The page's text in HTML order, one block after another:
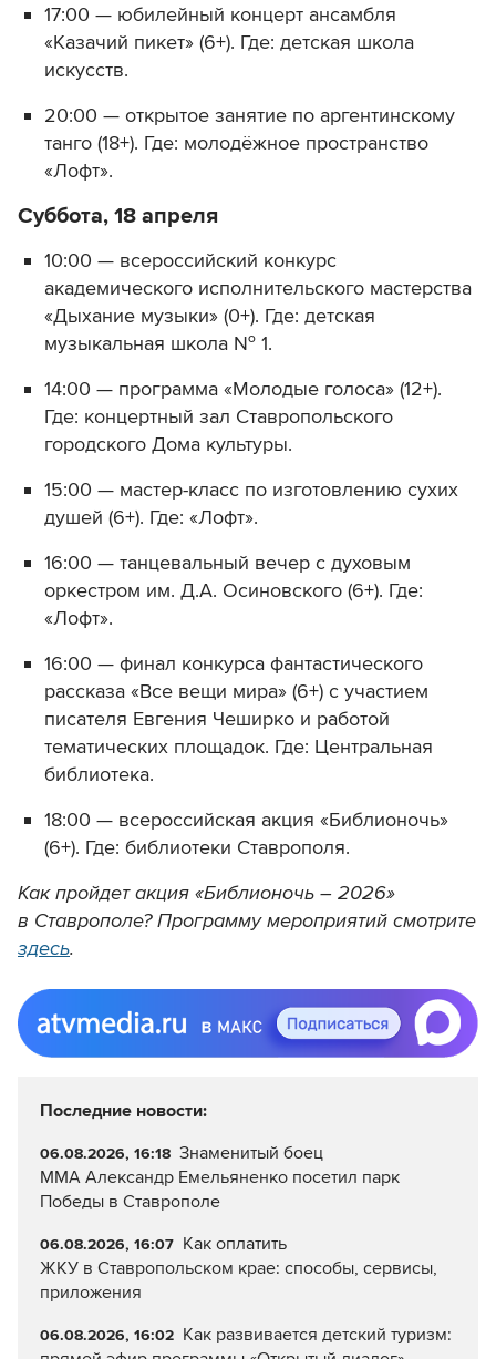
17:00 — юбилейный концерт ансамбля
«Казачий пикет» (6+). Где: детская школа
искусств.
20:00 — открытое занятие по аргентинскому
танго (18+). Где: молодёжное пространство
«Лофт».
Суббота, 18 апреля
10:00 — всероссийский конкурс
академического исполнительского мастерства
«Дыхание музыки» (0+). Где: детская
музыкальная школа № 1.
14:00 — программа «Молодые голоса» (12+).
Где: концертный зал Ставропольского
городского Дома культуры.
15:00 — мастер-класс по изготовлению сухих
душей (6+). Где: «Лофт».
16:00 — танцевальный вечер с духовым
оркестром им. Д.А. Осиновского (6+). Где:
«Лофт».
16:00 — финал конкурса фантастического
рассказа «Все вещи мира» (6+) с участием
писателя Евгения Чеширко и работой
тематических площадок. Где: Центральная
библиотека.
18:00 — всероссийская акция «Библионочь»
(6+). Где: библиотеки Ставрополя.
Как пройдет акция «Библионочь – 2026»
в Ставрополе? Программу мероприятий смотрите
здесь.
Последние новости:
06.08.2026, 16:18 Знаменитый боец
ММА Александр Емельяненко посетил парк
Победы в Ставрополе
06.08.2026, 16:07 Как оплатить
ЖКУ в Ставропольском крае: способы, сервисы,
приложения
06.08.2026, 16:02 Как развивается детский туризм: